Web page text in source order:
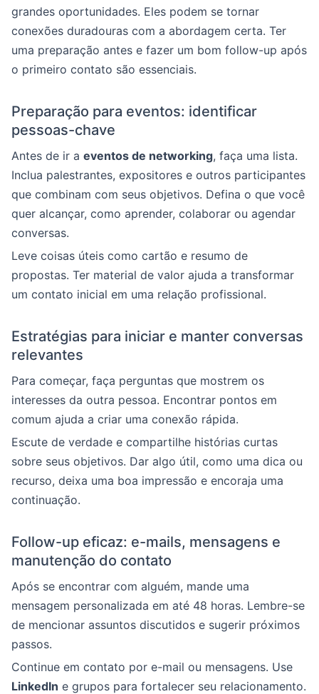
grandes oportunidades. Eles podem se tornar
conexões duradouras com a abordagem certa. Ter
uma preparação antes e fazer um bom follow-up após
o primeiro contato são essenciais.
Preparação para eventos: identificar
pessoas-chave
Antes de ir a eventos de networking, faça uma lista.
Inclua palestrantes, expositores e outros participantes
que combinam com seus objetivos. Defina o que você
quer alcançar, como aprender, colaborar ou agendar
conversas.
Leve coisas úteis como cartão e resumo de
propostas. Ter material de valor ajuda a transformar
um contato inicial em uma relação profissional.
Estratégias para iniciar e manter conversas
relevantes
Para começar, faça perguntas que mostrem os
interesses da outra pessoa. Encontrar pontos em
comum ajuda a criar uma conexão rápida.
Escute de verdade e compartilhe histórias curtas
sobre seus objetivos. Dar algo útil, como uma dica ou
recurso, deixa uma boa impressão e encoraja uma
continuação.
Follow-up eficaz: e-mails, mensagens e
manutenção do contato
Após se encontrar com alguém, mande uma
mensagem personalizada em até 48 horas. Lembre-se
de mencionar assuntos discutidos e sugerir próximos
passos.
Continue em contato por e-mail ou mensagens. Use
LinkedIn e grupos para fortalecer seu relacionamento.